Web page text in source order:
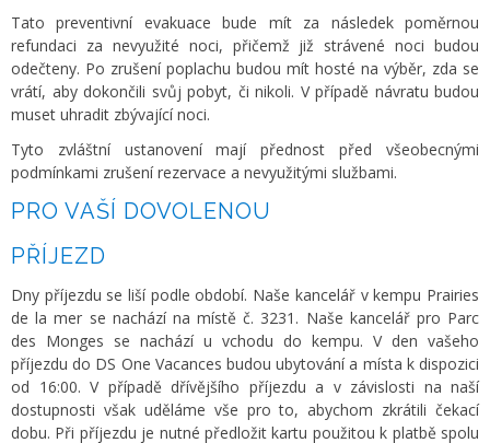
Tato preventivní evakuace bude mít za následek poměrnou
refundaci za nevyužité noci, přičemž již strávené noci budou
odečteny. Po zrušení poplachu budou mít hosté na výběr, zda se
vrátí, aby dokončili svůj pobyt, či nikoli. V případě návratu budou
muset uhradit zbývající noci.
Tyto zvláštní ustanovení mají přednost před všeobecnými
podmínkami zrušení rezervace a nevyužitými službami.
PRO VAŠÍ DOVOLENOU
PŘÍJEZD
Dny příjezdu se liší podle období. Naše kancelář v kempu Prairies
de la mer se nachází na místě č. 3231. Naše kancelář pro Parc
des Monges se nachází u vchodu do kempu. V den vašeho
příjezdu do DS One Vacances budou ubytování a místa k dispozici
od 16:00. V případě dřívějšího příjezdu a v závislosti na naší
dostupnosti však uděláme vše pro to, abychom zkrátili čekací
dobu. Při příjezdu je nutné předložit kartu použitou k platbě spolu